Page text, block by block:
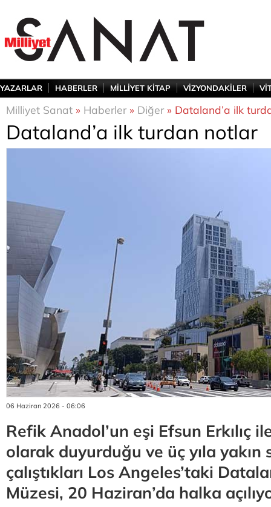
YAZARLAR HABERLER MİLLİYET KİTAP VİZYONDAKİLER
Milliyet Sanat » Haberler» Diğer» Dataland’a ilk
Dataland’a ilk turdan notlar
06 Haziran 2026 - 06:06
Refik Anadol’un eşi Efsun Erkılıç
olarak duyurduğu ve üç yıla yakın
çalıştıkları Los Angeles’taki
Müzesi, 20 Haziran’da halka